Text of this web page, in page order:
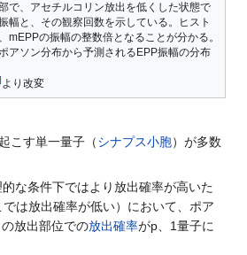
で、アセチルコリン放出を低くした状態で
幅と、その観察回数を示している。ヒスト
mEPPの振幅の整数倍となることが分かる。
アソン分布から予測されるEPP振幅の分布
]より改変
こす単一量子（シナプス小胞）が多数
な条件下ではより放出確率が高いた
は放出確率が低い）において、ポア
放出部位での放出確率がp、1量子に